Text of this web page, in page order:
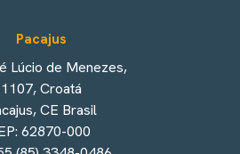
Pacajus
Lúcio de Menezes,
1107, Croatá
CE Brasil
62870-000